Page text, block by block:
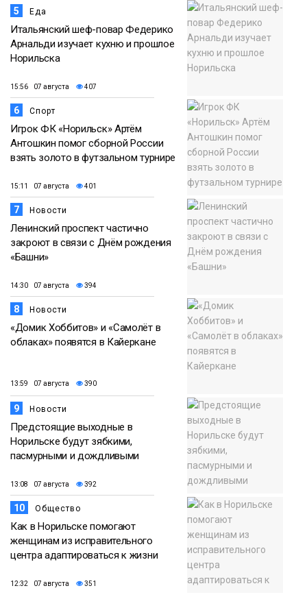
5 Еда
Итальянский шеф-повар Федерико
Арнальди изучает кухню и прошлое
Норильска
15:56 07 августа 407
6 Спорт
Игрок ФК «Норильск» Артём
Антошкин помог сборной России
взять золото в футзальном турнире
15:11 07 августа 401
7 Новости
Ленинский проспект частично
закроют в связи с Днём рождения
«Башни»
14:30 07 августа 394
8 Новости
«Домик Хоббитов» и «Самолёт в
облаках» появятся в Кайеркане
13:59 07 августа 390
9 Новости
Предстоящие выходные в
Норильске будут зябкими,
пасмурными и дождливыми
13:08 07 августа 392
10 Общество
Как в Норильске помогают
женщинам из исправительного
центра адаптироваться к жизни
12:32 07 августа 351